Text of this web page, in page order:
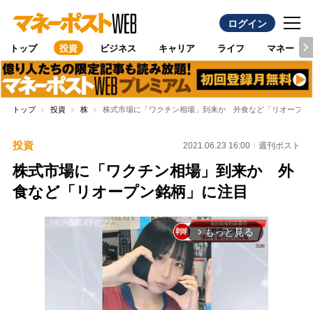
ログイン
トップ 投資 ビジネス キャリア ライフ マネー
トップ 投資 株 株式市場に「ワクチン相場」到来か 外食など「リオープン
投資 2021.06.23 16:00 週刊ポスト
株式市場に「ワクチン相場」到来か 外
食など「リオープン銘柄」に注目
arrow_forward_ios もっと見る